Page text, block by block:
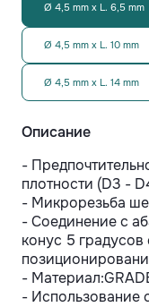
Ø 4,5 mm x L. 6,5 mm
Ø 4,5 mm x L. 10 mm
Ø 4,5 mm x L. 14 mm
Описание
-
плотности (D3 -
- Микрорезьба
- Соединение с
конус 5
-
- Использование